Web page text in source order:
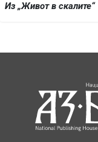
Из „Живот в скалите“